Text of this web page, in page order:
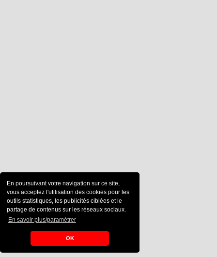
En poursuivant votre navigation sur ce site,
vous acceptez l'utilisation des cookies pour les
outils statistiques, les publicités ciblées et le
partage de contenus sur les réseaux sociaux.
En savoir plus/paramétrer
OK